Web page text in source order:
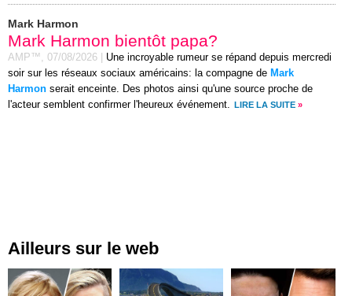
Mark Harmon
Mark Harmon bientôt papa?
AMP™, 07/08/2026
Une incroyable rumeur se répand depuis mercredi
soir sur les réseaux sociaux américains: la compagne de Mark
Harmon serait enceinte. Des photos ainsi qu'une source proche de
l'acteur semblent confirmer l'heureux événement.
LIRE LA SUITE »
Ailleurs sur le web